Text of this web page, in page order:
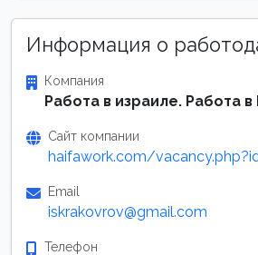
Информация о
Компания
Работа в израиле. Работа в
Сайт компании
haifawork.com/
Email
iskrakovrov@gmail.com
Телефон